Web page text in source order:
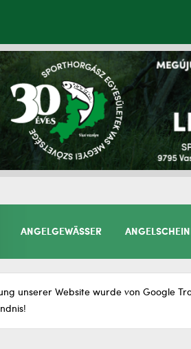
ANGELGEWÄSSER
unserer Website wurde von Google